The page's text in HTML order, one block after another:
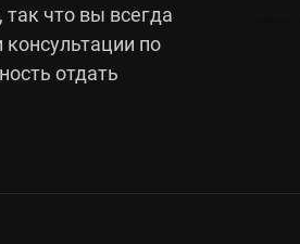
так что вы всегда
по
отдать